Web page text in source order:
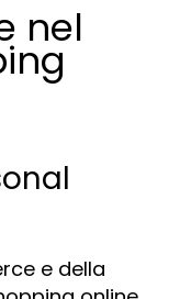
nel
e della